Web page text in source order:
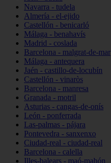
Navarra - tudela
Almería - el-ejido
Castellón - benicarló
Málaga - benahavís
Madrid - coslada
Barcelona - malgrat-de-mar
Málaga - antequera
Jaén - castillo-de-locubín
Castellón - vinaròs
Barcelona - manresa
Granada - motril
Asturias - cangas-de-onís
León - ponferrada
Las-palmas - pájara
Pontevedra - sanxenxo
Ciudad-real - ciudad-real
Barcelona - calella
Illes-balears - maó-mahón